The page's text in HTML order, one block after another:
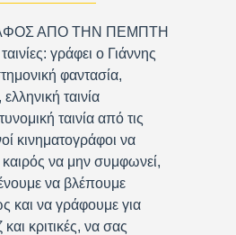
ΑΠΟ ΤΗΝ ΠΕΜΠΤΗ
γράφει ο Γιάννης
φαντασία,
ταινία
ταινία από τις
κινηματογράφοι να
καιρός να μην συμφωνεί,
να βλέπουμε
και να γράφουμε για
κριτικές, να σας